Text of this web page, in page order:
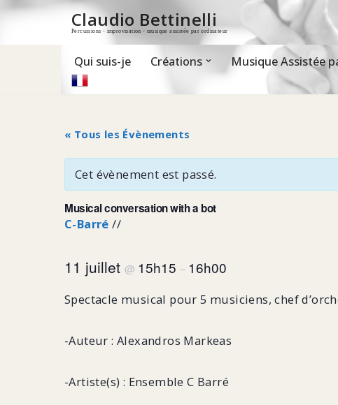
Claudio Bettinelli
Percussions - improvisation - musique assistée par ordinateur
Qui suis-je Créations Musique Assistée
« Tous les Évènements
Cet évènement est passé.
Musical conversation with a bot
C-Barré //
11 juillet @ 15h15 – 16h00
Spectacle musical pour 5 musiciens, chef
-Auteur : Alexandros Markeas
-Artiste(s) : Ensemble C Barré